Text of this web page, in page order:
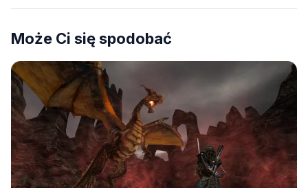
Może Ci się spodobać